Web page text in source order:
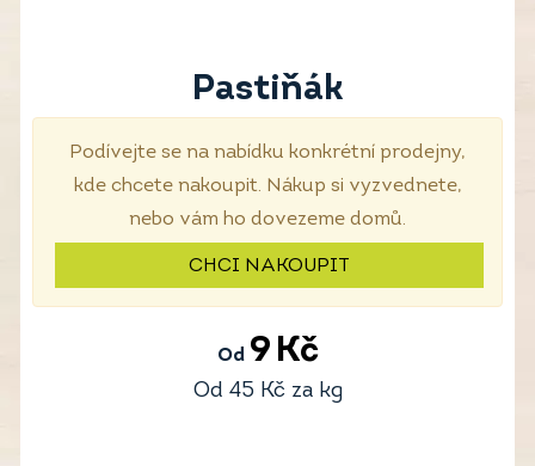
Pastiňák
Podívejte se na nabídku konkrétní prodejny,
kde chcete nakoupit. Nákup si vyzvednete,
nebo vám ho dovezeme domů.
CHCI NAKOUPIT
Od 9 Kč
Od 45 Kč za kg